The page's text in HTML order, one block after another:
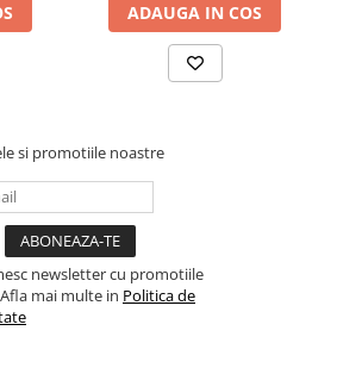
ADAUGA IN COS
si promotiile noastre
newsletter cu promotiile
mai multe in Politica de